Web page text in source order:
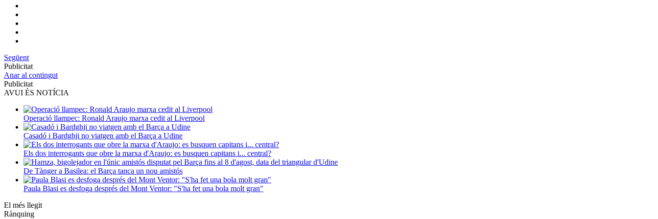
Següent
Publicitat
Anar al contingut
Publicitat
AVUI ÉS NOTÍCIA
Operació llampec: Ronald Araujo marxa cedit al Liverpool
Casadó i Bardghji no viatgen amb el Barça a Udine
Els dos interrogants que obre la marxa d'Araujo: es busquen capitans i... central?
De Tànger a Basilea: el Barça tanca un nou amistós
Paula Blasi es desfoga després del Mont Ventor: "S'ha fet una bola molt gran"
El més llegit
Rànquing